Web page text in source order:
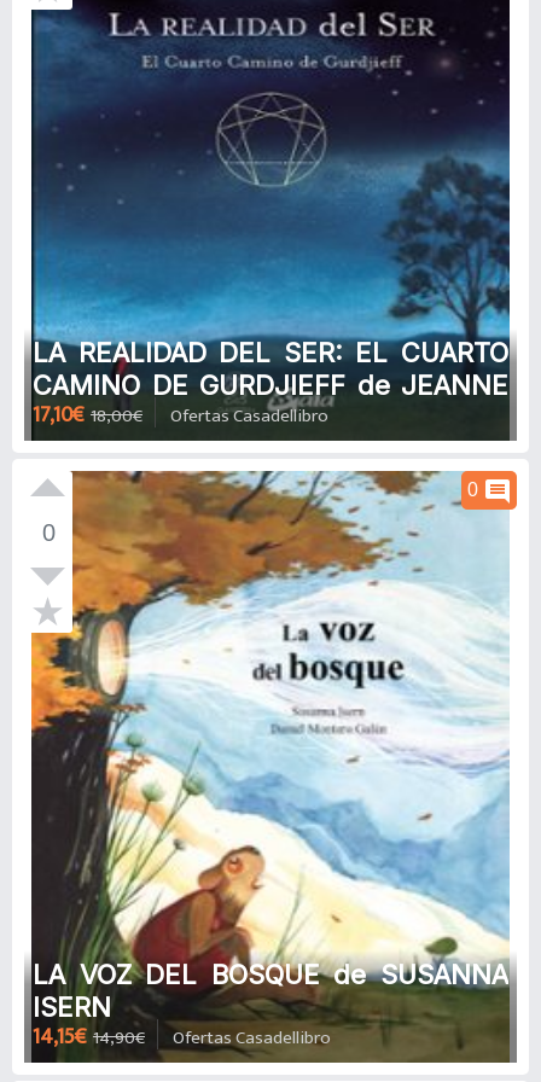
LA REALIDAD DEL SER: EL CUARTO
CAMINO DE GURDJIEFF de JEANNE
DE SALZMANN
17,10€ 18,00€ Ofertas Casadellibro
0
0 comment
LA VOZ DEL BOSQUE de SUSANNA
ISERN
14,15€ 14,90€ Ofertas Casadellibro